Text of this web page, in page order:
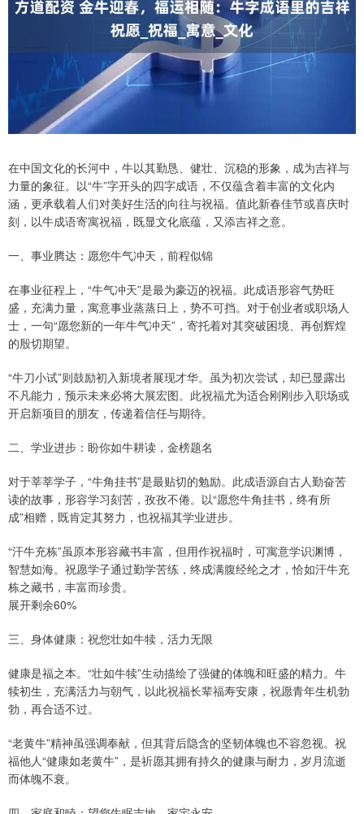
在中国文化的长河中，牛以其勤恳、健壮、沉稳的形象，成为吉祥与
力量的象征。以“牛”字开头的四字成语，不仅蕴含着丰富的文化内
涵，更承载着人们对美好生活的向往与祝福。值此新春佳节或喜庆时
刻，以牛成语寄寓祝福，既显文化底蕴，又添吉祥之意。
一、事业腾达：愿您牛气冲天，前程似锦
在事业征程上，“牛气冲天”是最为豪迈的祝福。此成语形容气势旺
盛，充满力量，寓意事业蒸蒸日上，势不可挡。对于创业者或职场人
士，一句“愿您新的一年牛气冲天”，寄托着对其突破困境、再创辉煌
的殷切期望。
“牛刀小试”则鼓励初入新境者展现才华。虽为初次尝试，却已显露出
不凡能力，预示未来必将大展宏图。此祝福尤为适合刚刚步入职场或
开启新项目的朋友，传递着信任与期待。
二、学业进步：盼你如牛耕读，金榜题名
对于莘莘学子，“牛角挂书”是最贴切的勉励。此成语源自古人勤奋苦
读的故事，形容学习刻苦，孜孜不倦。以“愿您牛角挂书，终有所
成”相赠，既肯定其努力，也祝福其学业进步。
“汗牛充栋”虽原本形容藏书丰富，但用作祝福时，可寓意学识渊博，
智慧如海。祝愿学子通过勤学苦练，终成满腹经纶之才，恰如汗牛充
栋之藏书，丰富而珍贵。
展开剩余60%
三、身体健康：祝您壮如牛犊，活力无限
健康是福之本。“壮如牛犊”生动描绘了强健的体魄和旺盛的精力。牛
犊初生，充满活力与朝气，以此祝福长辈福寿安康，祝愿青年生机勃
勃，再合适不过。
“老黄牛”精神虽强调奉献，但其背后隐含的坚韧体魄也不容忽视。祝
福他人“健康如老黄牛”，是祈愿其拥有持久的健康与耐力，岁月流逝
而体魄不衰。